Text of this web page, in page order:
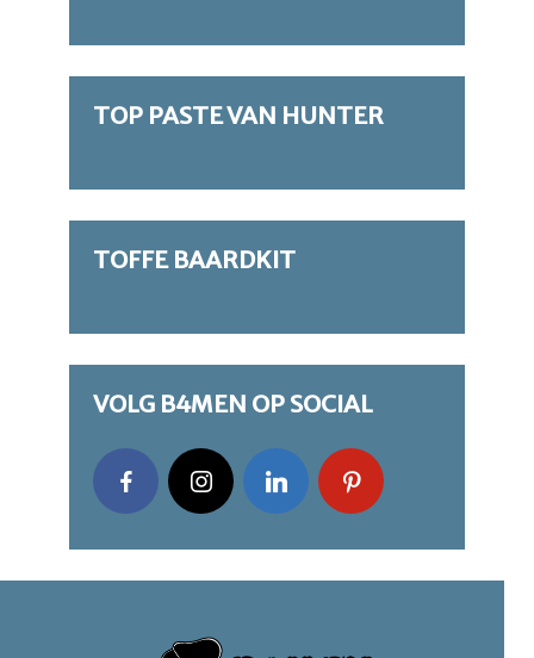
TOP PASTE VAN HUNTER
TOFFE BAARDKIT
VOLG B4MEN OP SOCIAL